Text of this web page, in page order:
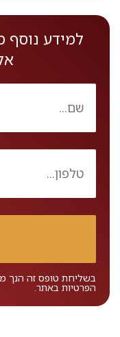
למידע נוסף
בשליחת טופס זה הנך
הפרטיות באתר.